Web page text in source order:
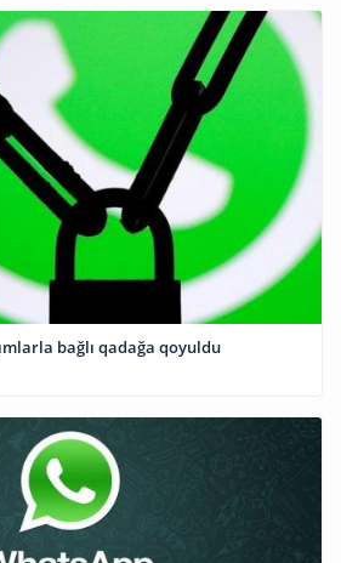
bağlı qadağa qoyuldu